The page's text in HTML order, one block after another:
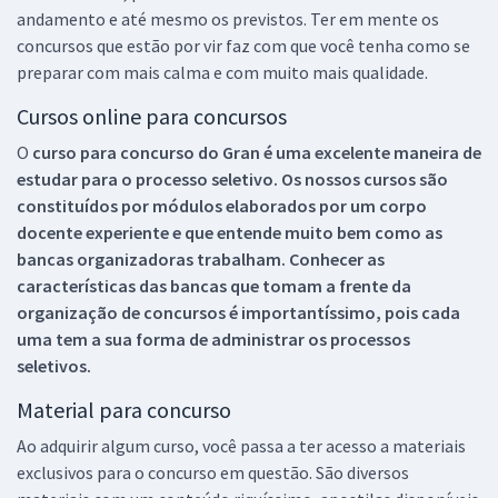
andamento e até mesmo os previstos. Ter em mente os
concursos que estão por vir faz com que você tenha como se
preparar com mais calma e com muito mais qualidade.
Cursos online para concursos
O curso para concurso do Gran é uma excelente maneira de
estudar para o processo seletivo. Os nossos cursos são
constituídos por módulos elaborados por um corpo
docente experiente e que entende muito bem como as
bancas organizadoras trabalham. Conhecer as
características das bancas que tomam a frente da
organização de concursos é importantíssimo, pois cada
uma tem a sua forma de administrar os processos
seletivos.
Material para concurso
Ao adquirir algum curso, você passa a ter acesso a materiais
exclusivos para o concurso em questão. São diversos